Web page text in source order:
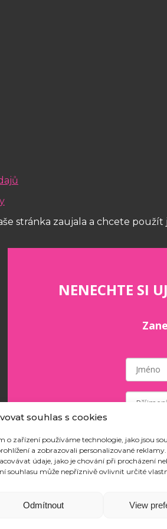
souhlas s cookies
zařízení používáme technologie, jako jsou
a zobrazovali personalizované reklamy.
údaje, jako je chování při procházení
souhlasu může nepříznivě ovlivnit určité
Odmítnout View
stránka zaujala a chcete
NENECHTE SI